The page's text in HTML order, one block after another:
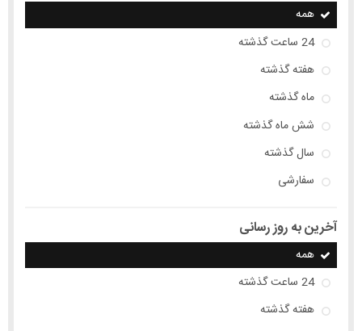
همه
24 ساعت گذشته
هفته گذشته
ماه گذشته
شش ماه گذشته
سال گذشته
سفارشی
آخرین به روز رسانی
همه
24 ساعت گذشته
هفته گذشته